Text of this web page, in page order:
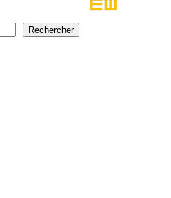
Rechercher